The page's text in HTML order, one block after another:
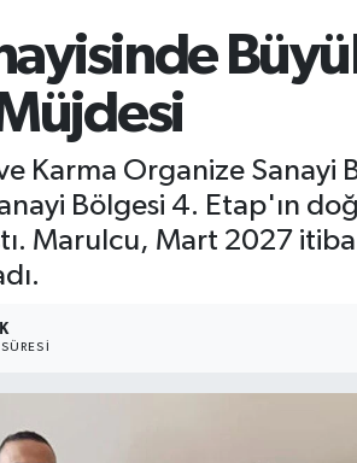
Karma Organize
Bölgesi 4. Etap'ın
Marulcu, Mart 2027